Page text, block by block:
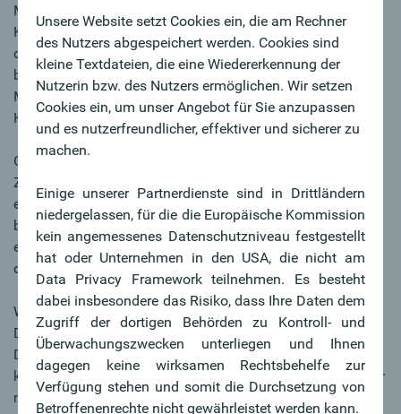
Mit einem Plus von 6,8 % oder 1,31 Mrd. Euro sind die
Kundeneinlagen auf 20,6 Mrd. Euro gestiegen. Ergänzt um
die Volumina auf den Wertpapierdepots erreichen die
betreuten Kundengelder einen neuen Rekordwert von 43,1
Mrd. Euro. Ein sehr schöner Beweis für das Vertrauen der
Kund:innen in die Oberbank!
Getrieben vom starken Private Banking Ergebnis und vom
Zahlungsverkehrsgeschäft ist das Provisionsergebnis
erneut im zweistelligen Bereich gewachsen. Es wurde ein
beindruckender Zuwachs von 13,3 % auf 172,3 Mio. Euro
erwirtschaftet. Auch das Devisengeschäft lag um 8 % über
dem Vorjahr.
Wichtige Kennzahlen weiter verbessert
Die NPL-Quote ist von 3,60 % auf 2,96 % zurückgegangen.
Dr. Franz Gasselsberger: „Wir sind stolz auf unser
kerngesundes und breit gestreutes Kreditportfolio. Mit einer
niedrigen, stabilen NPL-Quote von unter 3 % liegen wir
Unsere Website setzt Cookies ein, die am Rechner
des Nutzers abgespeichert werden. Cookies sind
kleine Textdateien, die eine Wiedererkennung der
Nutzerin bzw. des Nutzers ermöglichen. Wir setzen
Cookies ein, um unser Angebot für Sie anzupassen
und es nutzerfreundlicher, effektiver und sicherer zu
machen.
Einige unserer Partnerdienste sind in Drittländern
niedergelassen, für die die Europäische Kommission
kein angemessenes Datenschutzniveau festgestellt
hat oder Unternehmen in den USA, die nicht am
Data Privacy Framework teilnehmen. Es besteht
dabei insbesondere das Risiko, dass Ihre Daten dem
Zugriff der dortigen Behörden zu Kontroll- und
Überwachungszwecken unterliegen und Ihnen
dagegen keine wirksamen Rechtsbehelfe zur
Verfügung stehen und somit die Durchsetzung von
Betroffenenrechte nicht gewährleistet werden kann.